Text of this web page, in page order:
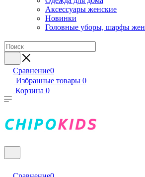
Аксессуары женские
Новинки
Головные уборы, шарфы жен
Сравнение0
Избранные товары 0
Корзина 0